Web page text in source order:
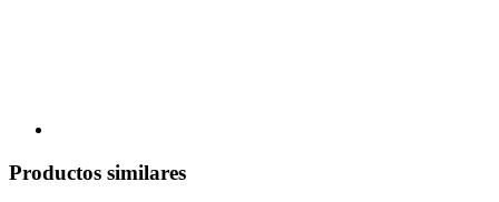
Productos similares